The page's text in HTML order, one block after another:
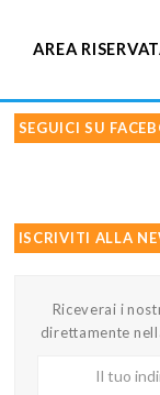
AREA
SEGUICI SU
ISCRIVITI ALLA
Riceverai i
direttamente